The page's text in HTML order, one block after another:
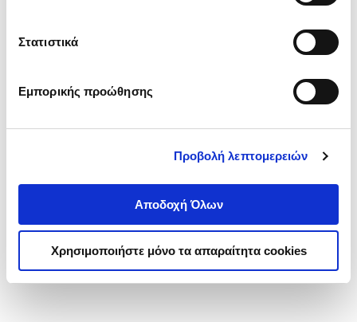
Στατιστικά
Εμπορικής προώθησης
Προβολή λεπτομερειών
Αποδοχή Όλων
Χρησιμοποιήστε μόνο τα απαραίτητα cookies